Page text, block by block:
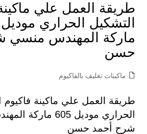
طريقة العمل علي
ماركة المهندس منسي
حسن
ماكينات تغليف بالفاكيوم
طريقة العمل علي ماكينة فاكيوم
الحراري موديل 605
شرح أحمد حسن